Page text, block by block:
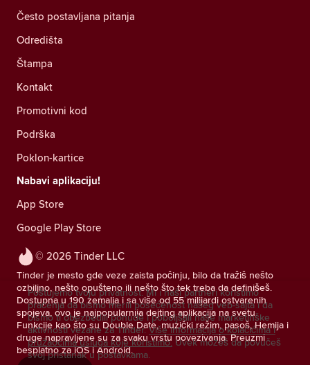
© 2026 Tinder LLC
Tinder je mesto gde veze zaista počinju, bilo da tražiš nešto
ozbiljno, nešto opušteno ili nešto što tek treba da definišeš.
Dostupna u 190 zemalja i sa više od 55 milijardi ostvarenih
spojeva, ovo je najpopularnija dejting aplikacija na svetu.
Funkcije kao što su Double Date, muzički režim, pasoš, Hemija i
druge napravljene su za svaku vrstu povezivanja. Preuzmi
besplatno za iOS i Android.
Često postavljana pitanja
Odredišta
Štampa
Kontakt
Promotivni kod
Podrška
Poklon-kartice
Nabavi aplikaciju!
App Store
Google Play Store
Poštujemo tvoju privatnost. Mi i naši partneri koristimo
praćenja da bismo merili posećenost našeg veb-sajta i da
bismo ti obezbedili ponude i poboljšali naše marketinške
aktivnosti vezane za Tinder. Više informacija o kolačićima i
pružaocima usluga koje koristimo. Uvek možeš da povučeš
svoj pristanak u postavkama.